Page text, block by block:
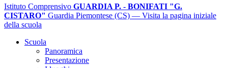
Istituto Comprensivo GUARDIA P. - BONIFATI "G.
CISTARO" Guardia Piemontese (CS) — Visita la pagina iniziale
della scuola
Scuola
Panoramica
Presentazione